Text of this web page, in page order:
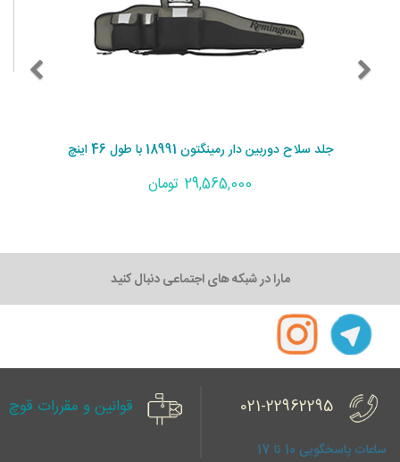
جلد سلاح دوربین دار رمینگتون 18991 با طول 46 اینچ
29,565,000 تومان
مارا در شبکه های اجتماعی دنبال کنید
021-22962295
ساعات پاسخگویی 10 تا 17
قوانین و مقررات قوچ